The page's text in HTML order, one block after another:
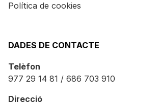
Política de cookies
DADES DE CONTACTE
Telèfon
977 29 14 81 / 686 703 910
Direcció